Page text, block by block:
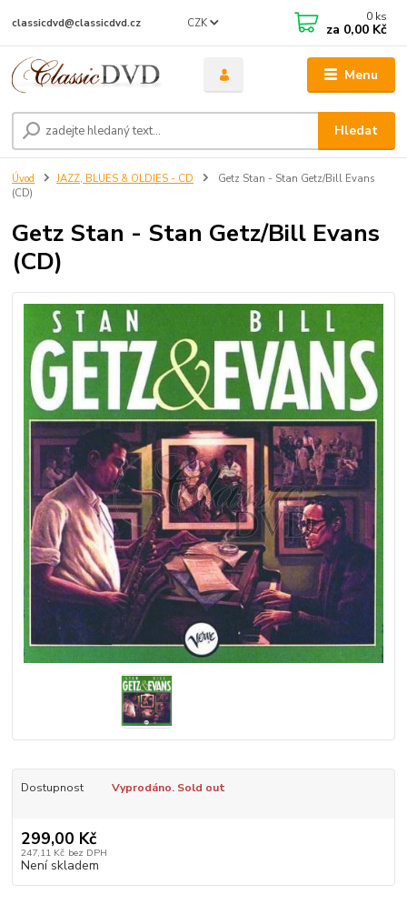
Menu
CZK
Hledat
classicdvd@classicdvd.cz 0 ks
za 0,00 Kč
Úvod JAZZ, BLUES & OLDIES - CD
Getz Stan - Stan Getz/Bill Evans
(CD)
Getz Stan - Stan Getz/Bill Evans
(CD)
Dostupnost Vyprodáno. Sold out
299,00 Kč
247,11 Kč bez DPH
Není skladem